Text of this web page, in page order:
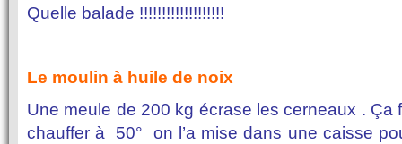
Quelle balade !!!!!!!!!!!!!!!!!!!
Le moulin à huile de noix
Une meule de 200 kg écrase les cerneaux . Ça
chauffer à 50° on l’a mise dans une caisse